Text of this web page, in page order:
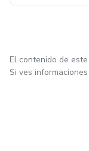
El contenido de
Si ves